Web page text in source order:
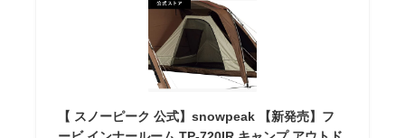
【 スノーピーク 公式】snowpeak 【新発売】フ